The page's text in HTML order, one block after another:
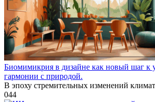
Биомимикрия в дизайне как новый шаг к
гармонии с природой.
В эпоху стремительных изменений
044